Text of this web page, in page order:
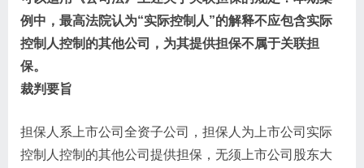
例中，最高法院认为“实际控制人”的解释不应包含实际
控制人控制的其他公司，为其提供担保不属于关联担
保。
裁判要旨
担保人系上市公司全资子公司，担保人为上市公司实际
控制人控制的其他公司提供担保，无须上市公司股东大